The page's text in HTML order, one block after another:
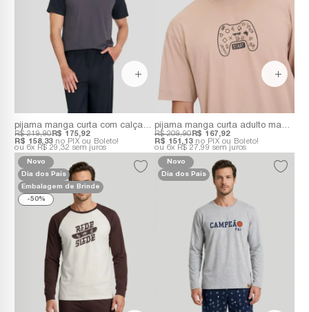
pijama manga curta com calça adulto masculino granito e preto
R$ 158,33no PIX ou Boleto!
R$ 219,90R$ 175,92
6x R$ 29,32 sem juros
pijama manga curta adulto masculino liso e estampado
R$ 151,13no PIX ou Boleto!
R$ 209,90R$ 167,92
6x R$ 27,99 sem juros
50%
Novo
Dia dos Pais
Embalagem de Brinde
Novo
Dia dos Pais